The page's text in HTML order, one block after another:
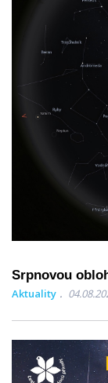
Srpnovou
Aktuality